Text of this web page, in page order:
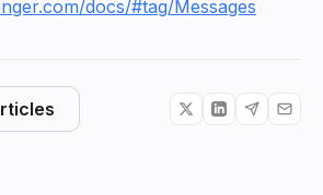
docs/#tag/Messages